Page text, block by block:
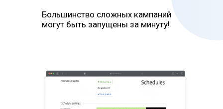
Большинство сложных кампаний
могут быть запущены за минуту!